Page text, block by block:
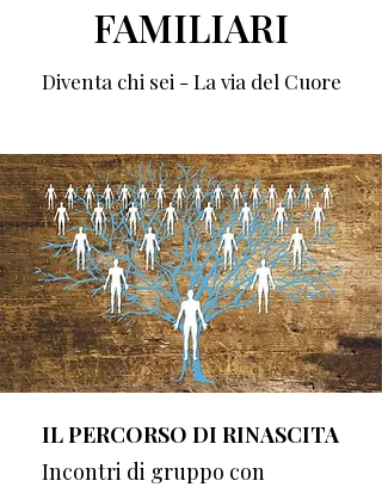
FAMILIARI
Diventa chi sei - La via del Cuore
IL PERCORSO DI RINASCITA
Incontri di gruppo con